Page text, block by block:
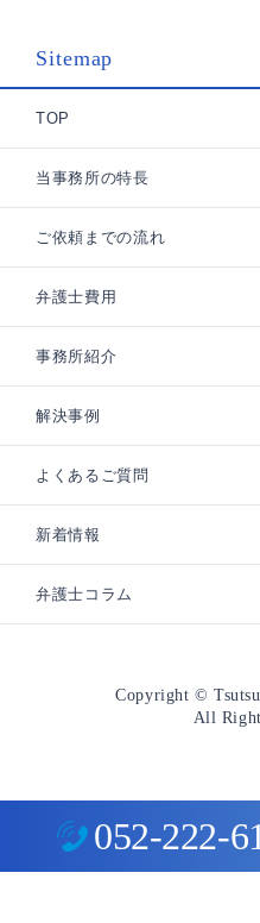
Sitemap
TOP
当事務所の特長
ご依頼までの流れ
弁護士費用
事務所紹介
弁護士紹介
アクセス
解決事例
よくあるご質問
新着情報
弁護士コラム
Copyright ©
All Right
052-222-